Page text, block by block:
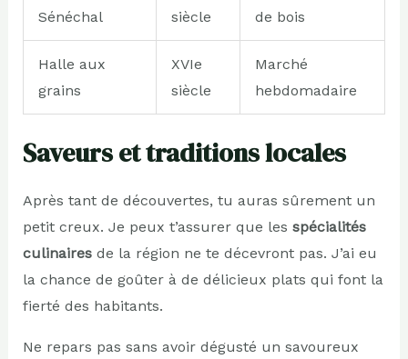
Sénéchal
siècle
de bois
Halle aux
grains
XVIe
siècle
Marché
hebdomadaire
Saveurs et traditions locales
Après tant de découvertes, tu auras sûrement un
petit creux. Je peux t’assurer que les spécialités
culinairesde la région ne te décevront pas. J’ai eu
la chance de goûter à de délicieux plats qui font la
fierté des habitants.
Ne repars pas sans avoir dégusté un savoureux